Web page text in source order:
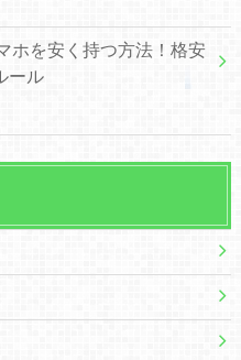
ホを安く持つ方法！格安
ール